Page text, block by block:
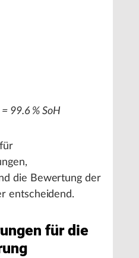
99.6 % SoH
die Bewertung der
entscheidend.
für die